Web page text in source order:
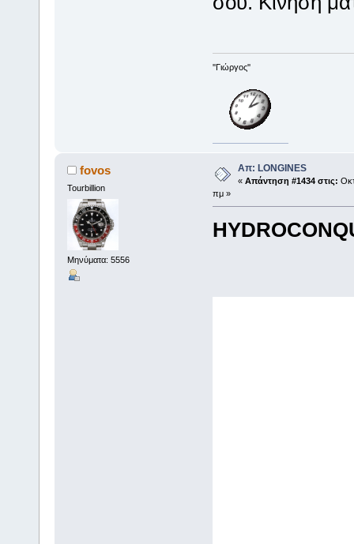
''Γιώργος''
fovos
Tourbillion
Μηνύματα: 5556
Απ: LONGINES
« Απάντηση #1434 στις:
πμ »